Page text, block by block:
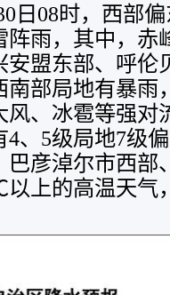
日08时，西部
阵雨，其中，赤
安盟东部、呼伦
南部局地有暴雨
风、冰雹等强对
4、5级局地7级
巴彦淖尔市西部
上的高温天气